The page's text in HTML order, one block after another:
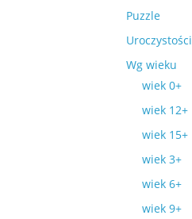
Puzzle
Uroczystości
Wg wieku
wiek 0+
wiek 12+
wiek 15+
wiek 3+
wiek 6+
wiek 9+